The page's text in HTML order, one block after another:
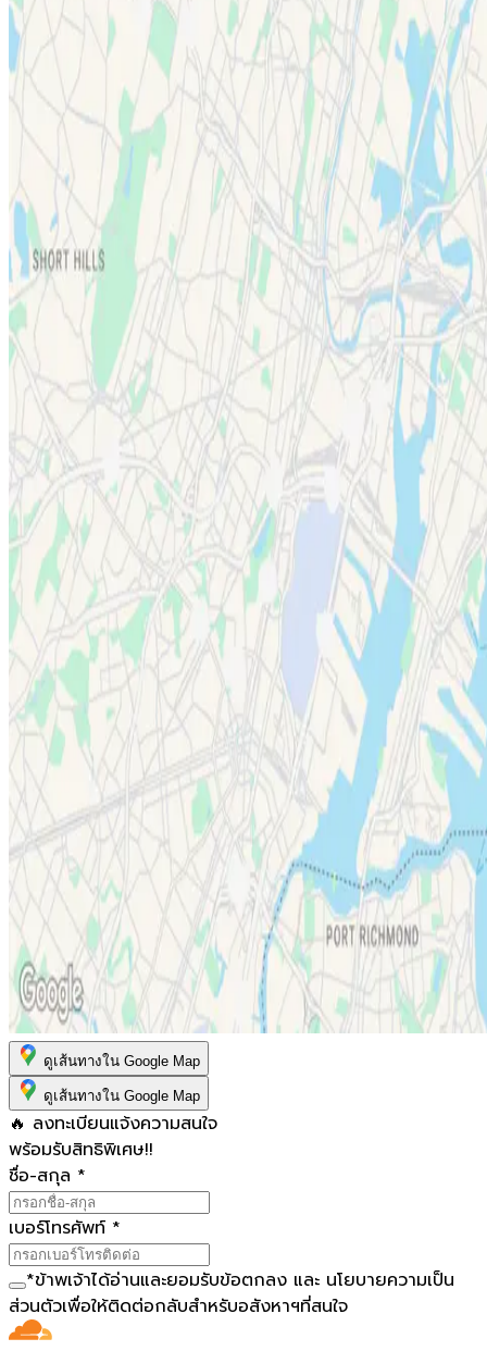
ดูเส้นทางใน Google Map
ดูเส้นทางใน Google Map
🔥 ลงทะเบียนแจ้งความสนใจ
พร้อมรับสิทธิพิเศษ!!
ชื่อ-สกุล *
เบอร์โทรศัพท์ *
*ข้าพเจ้าได้อ่านและยอมรับข้อตกลง และ นโยบายความเป็น
ส่วนตัวเพื่อให้ติดต่อกลับสำหรับอสังหาฯที่สนใจ